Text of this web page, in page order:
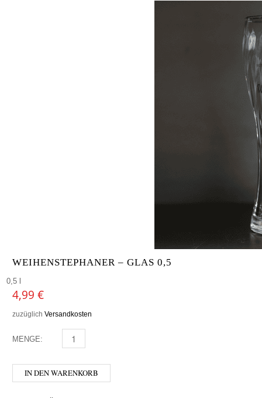
WEIHENSTEPHANER – GLAS 0,5
0,5 l
4,99 €
zuzüglich Versandkosten
MENGE: WEIHENSTEPHANER - GLAS 0,5 MENGE
IN DEN WARENKORB